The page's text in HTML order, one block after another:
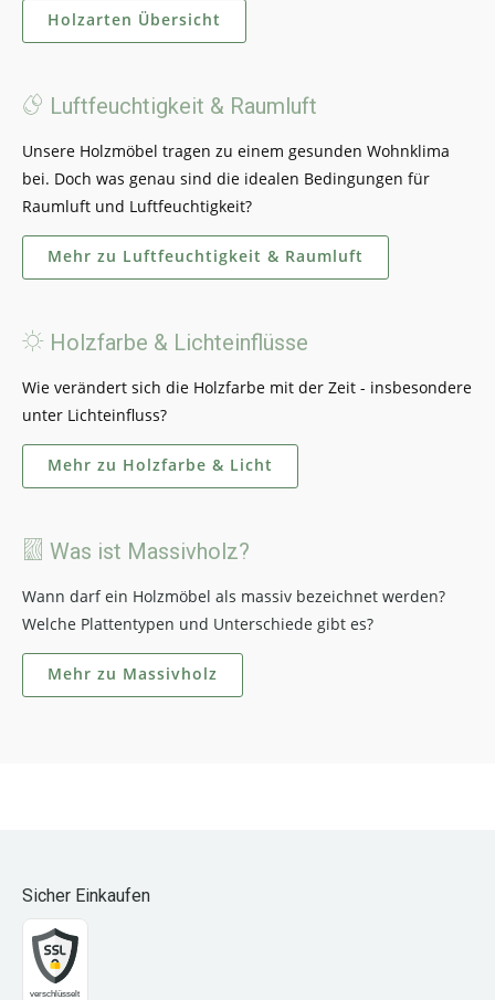
Holzarten Übersicht
Luftfeuchtigkeit & Raumluft
Unsere Holzmöbel tragen zu einem gesunden Wohnklima
bei. Doch was genau sind die idealen Bedingungen für
Raumluft und Luftfeuchtigkeit?
Mehr zu Luftfeuchtigkeit & Raumluft
Holzfarbe & Lichteinflüsse
Wie verändert sich die Holzfarbe mit der Zeit - insbesondere
unter Lichteinfluss?
Mehr zu Holzfarbe & Licht
Was ist Massivholz?
Wann darf ein Holzmöbel als massiv bezeichnet werden?
Welche Plattentypen und Unterschiede gibt es?
Mehr zu Massivholz
Sicher Einkaufen